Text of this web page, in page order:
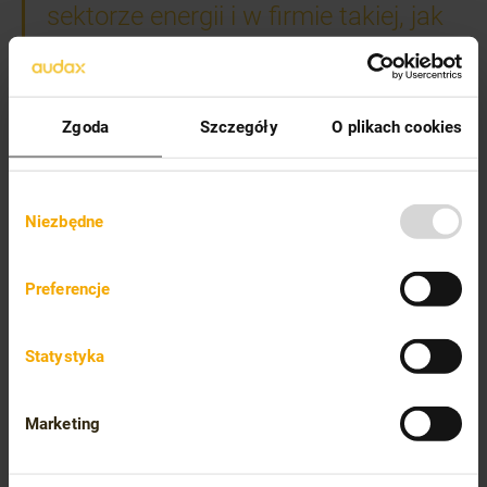
Zgoda Szczegóły O plikach cookies
zgody
Niezbędne
Preferencje
Statystyka
Marketing
sektorze energii i w firmie takiej, jak
Jeżeli na te pytania odpowiedziałeś „tak”, dołącz do naszej
zrównoważonej i stale rozwijającej się firmy!
zdrowe łączenie pracy z życiem prywatnym i rodzinnym